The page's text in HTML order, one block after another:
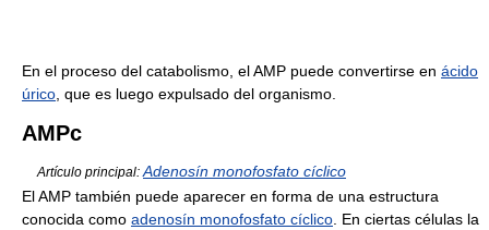
En el proceso del catabolismo, el AMP puede convertirse en ácido
úrico , que es luego expulsado del organismo.
AMPc
Artículo principal: Adenosín monofosfato cíclico
El AMP también puede aparecer en forma de una estructura
conocida como adenosín monofosfato cíclico. En ciertas células la